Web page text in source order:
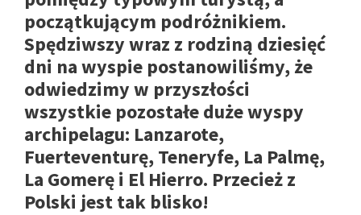
początkującym podróżnikiem.
Spędziwszy wraz z rodziną dziesięć
dni na wyspie postanowiliśmy, że
odwiedzimy w przyszłości
wszystkie pozostałe duże wyspy
archipelagu: Lanzarote,
Fuerteventurę, Teneryfe, La Palmę,
La Gomerę i El Hierro. Przecież z
Polski jest tak blisko!